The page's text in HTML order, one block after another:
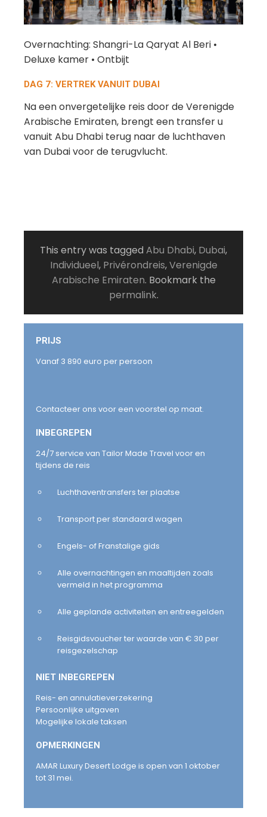
Overnachting: Shangri-La Qaryat Al Beri •
Deluxe kamer • Ontbijt
DAG 7: VERTREK VANUIT DUBAI
Na een onvergetelijke reis door de Verenigde
Arabische Emiraten, brengt een transfer u
vanuit Abu Dhabi terug naar de luchthaven
van Dubai voor de terugvlucht.
This entry was tagged Abu Dhabi, Dubai,
Individueel, Privérondreis,Verenigde
Arabische Emiraten. Bookmark the
permalink.
PRIJS
Vanaf 3 890 euro per persoon
Contacteer ons voor een voorstel op maat.
INBEGREPEN
24/7 service van Tailor Made Travel voor en
tijdens de reis
Luchthaventransfers ter plaatse
Transport per standaard wagen
Engels- of Franstalige gids
Alle overnachtingen en maaltijden zoals
vermeld in het programma
Alle geplande activiteiten en entreegelden
Reisgidsvoucher ter waarde van € 30 per
reisgezelschap
NIET INBEGREPEN
Reis- en annulatieverzekering
Persoonlijke uitgaven
Mogelijke lokale taksen
OPMERKINGEN
AMAR Luxury Desert Lodge is open van 1 oktober
tot 31 mei.